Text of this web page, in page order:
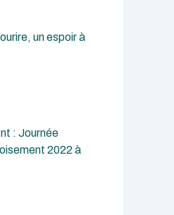
un espoir à
: Journée
2022 à